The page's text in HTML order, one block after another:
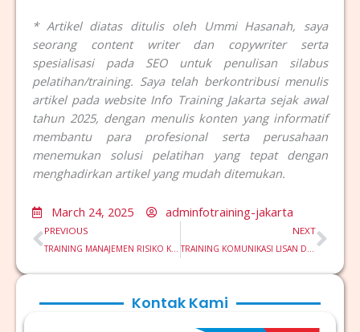
* Artikel diatas ditulis oleh Ummi Hasanah, saya
seorang content writer dan copywriter serta
spesialisasi pada SEO untuk penulisan silabus
pelatihan/training. Saya telah berkontribusi menulis
artikel pada website Info Training Jakarta sejak awal
tahun 2025, dengan menulis konten yang informatif
membantu para profesional serta perusahaan
menemukan solusi pelatihan yang tepat dengan
menghadirkan artikel yang mudah ditemukan.
March 24, 2025 adminfotraining-jakarta
Prev
PREVIOUS
TRAINING MANAJEMEN RISIKO KEUANGAN UNTUK PEMULA
NEXT
TRAINING KOMUNIKASI LISAN DAN TERTULIS UNTUK SEKRETARIS
Kontak Kami